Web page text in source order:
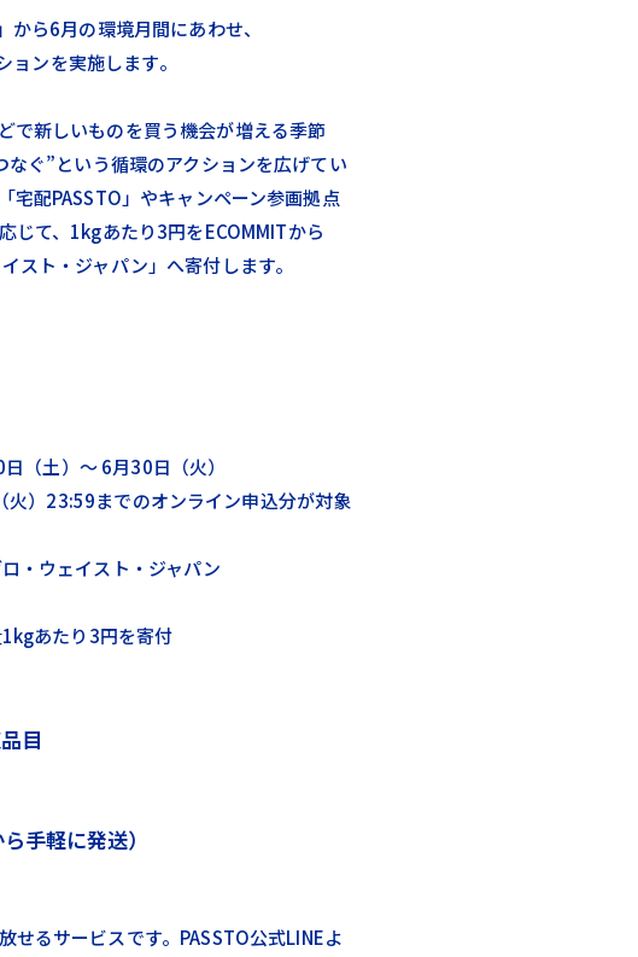
ら6月の環境月間にあわせ、
ョンを実施します。
で新しいものを買う機会が増える季節
ぐ”という循環のアクションを広げてい
宅配PASSTO」やキャンペーン参画拠点
じて、1kgあたり3円をECOMMITから
スト・ジャパン」へ寄付します。
（土）〜 6月30日（火）
）23:59までのオンライン申込分が対象
・ウェイスト・ジャパン
あたり3円を寄付
目
手軽に発送）
せるサービスです。PASSTO公式LINEよ